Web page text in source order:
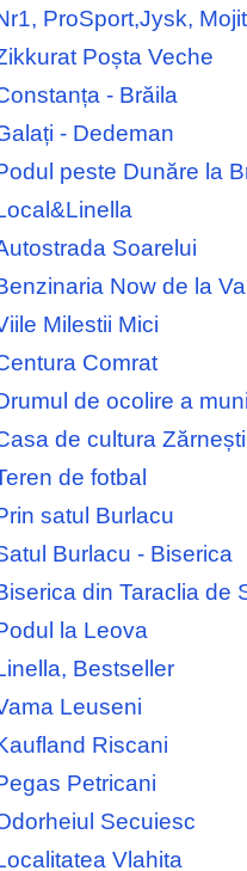
ProSport,Jysk,
Poșta Veche
- Brăila
- Dedeman
peste Dunăre la
Soarelui
Now de la
Milestii Mici
Comrat
de ocolire a
de cultura Zărnești
de fotbal
satul Burlacu
Burlacu - Biserica
din Taraclia de
la Leova
Bestseller
Leuseni
Riscani
Petricani
Secuiesc
Vlahita